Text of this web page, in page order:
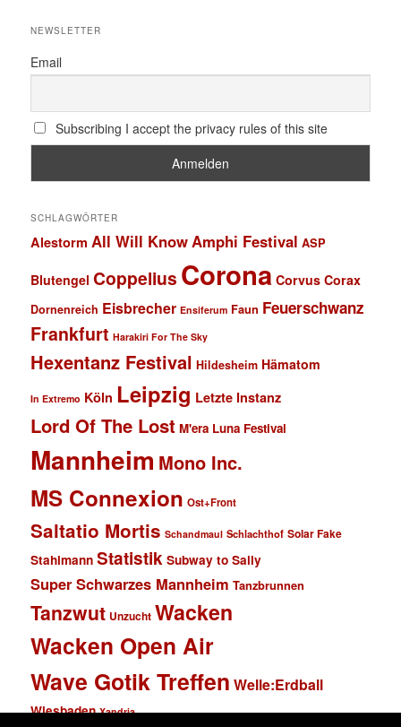
NEWSLETTER
Email
Subscribing I accept the privacy rules of this site
SCHLAGWÖRTER
Alestorm All Will Know Amphi Festival ASP
Blutengel Coppelius Corona Corvus Corax
Dornenreich Eisbrecher Ensiferum Faun Feuerschwanz
Frankfurt Harakiri For The Sky
Hexentanz Festival Hildesheim Hämatom
In Extremo Köln Leipzig Letzte Instanz
Lord Of The Lost M'era Luna Festival
Mannheim Mono Inc.
MS Connexion Ost+Front
Saltatio Mortis Schandmaul Schlachthof Solar Fake
Stahlmann Statistik Subway to Sally
Super Schwarzes Mannheim Tanzbrunnen
Tanzwut Unzucht Wacken
Wacken Open Air
Wave Gotik Treffen Welle:Erdball
Wiesbaden Xandria